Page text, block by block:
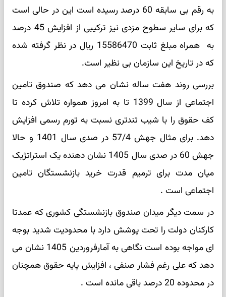
به رقم بی سابقه 60 درصد رسیده است این در حالی است
که برای سایر سطوح مزدی نیز ترکیبی از افزایش 45 درصد
به همراه مبلغ ثابت 15586470 ریال در نظر گرفته شده
که در تاریخ این سازمان بی نظیر است.
بررسی روند هفت ساله نشان می دهد که صندوق تامین
اجتماعی از سال 1399 تا به امروز همواره تلاش کرده تا
کف حقوق را با شیب تندتری نسبت به تورم رسمی افزایش
دهد. برای مثال جهش 57/4 در صدی سال 1401 و حالا
جهش 60 در صدی سال 1405 نشان دهنده یک استراتژیک
میان مدت برای ترمیم قدرت خرید بازنشستگان تامین
اجتماعی است .
در سمت دیگر میدان صندوق بازنشستگی کشوری که عمدتا
کارکنان دولت را تحت پوشش دارد با محدودیت شدید بوجه
ای مواجه بوده است نگاهی به آمارفروردین 1405 نشان می
دهد که علی رغم فشار صنفی ، افزایش پایه حقوق همچنان
در محدوده 20 درصد باقی مانده است .